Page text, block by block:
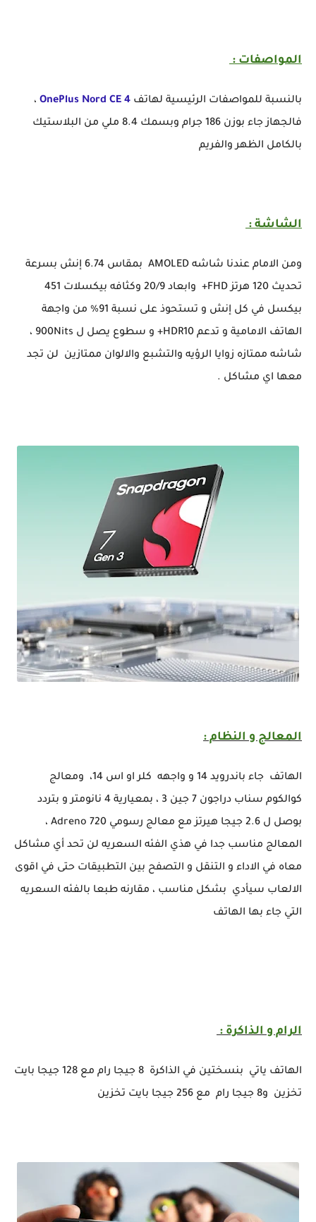
المواصفات :
بالنسبة للمواصفات الرئيسية لهاتف OnePlus Nord CE 4 ،
فالجهاز جاء بوزن 186 جرام وبسمك 8.4 ملي من البلاستيك
بالكامل الظهر والفريم
الشاشة :
ومن الامام عندنا شاشه AMOLED بمقاس 6.74 إنش بسرعة
تحديث 120 هرتز FHD+ وابعاد 20/9 وكثافه بيكسلات 451
بيكسل في كل إنش و تستحوذ على نسبة 91% من واجهة
الهاتف الامامية و تدعم HDR10+ و سطوع يصل ل 900Nits ،
شاشه ممتازه زوايا الرؤيه والتشبع والالوان ممتازين لن تجد
معها اي مشاكل .
المعالج و النظام :
الهاتف جاء باندرويد 14 و واجهه كلر او اس 14، ومعالج
كوالكوم سناب دراجون 7 جين 3 ، بمعيارية 4 نانومتر و بتردد
بوصل ل 2.6 جيجا هيرتز مع معالج رسومي Adreno 720 ،
المعالج مناسب جدا في هذي الفئه السعريه لن تحد أي مشاكل
معاه في الاداء و التنقل و التصفح بين التطبيقات حتى في اقوى
الالعاب سيأدي بشكل مناسب ، مقارنه طبعا بالفئه السعريه
التي جاء بها الهاتف
الرام و الذاكرة :
الهاتف ياتي بنسختين في الذاكرة 8 جيجا رام مع 128 جيجا بايت
تخزين و8 جيجا رام مع 256 جيجا بايت تخزين